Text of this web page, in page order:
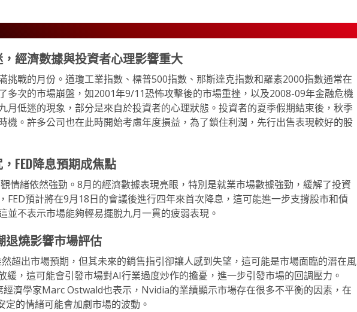
經濟數據與投資者心理影響重大
挑戰的月份。道瓊工業指數、標普500指數、那斯達克指數和羅素2000指數通常在
多次的市場崩盤，如2001年9/11恐怖攻擊後的市場重挫，以及2008-09年金融危機
月低迷的現象，部分是來自於投資者的心理狀態。投資者的夏季假期結束後，秋季
機。許多公司也在此時開始考慮年度損益，為了鎖住利潤，先行出售表現較好的股
FED降息預期成焦點
情緒依然強勁。8月的經濟數據表現亮眼，特別是就業市場數據強勁，緩解了投資
FED預計將在9月18日的會議後進行四年來首次降息，這可能進一步支撐股市和債
並不表示市場能夠輕易擺脫九月一貫的疲弱表現。
退燒影響市場評估
超出市場預期，但其未來的銷售指引卻讓人感到失望，這可能是市場面臨的潛在風
緩，這可能會引發市場對AI行業過度炒作的擔憂，進一步引發市場的回調壓力。
濟學家Marc Ostwald也表示，Nvidia的業績顯示市場存在很多不平衡的因素，在
定的情緒可能會加劇市場的波動。